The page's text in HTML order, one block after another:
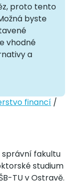
proto tento
byste
vhodné
a
financí /
správní fakultu
studium
TU v Ostravě.